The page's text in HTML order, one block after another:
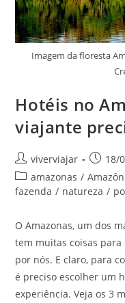
Imagem da floresta
Hotéis no
viajante
Autor
do
post:
viverviajar
Post18/
Categoria
do
amazonas /
fazenda / natureza /
O Amazonas, um dos
tem muitas coisas
por nós. E claro, para
é preciso escolher um
experiência. Veja os 3